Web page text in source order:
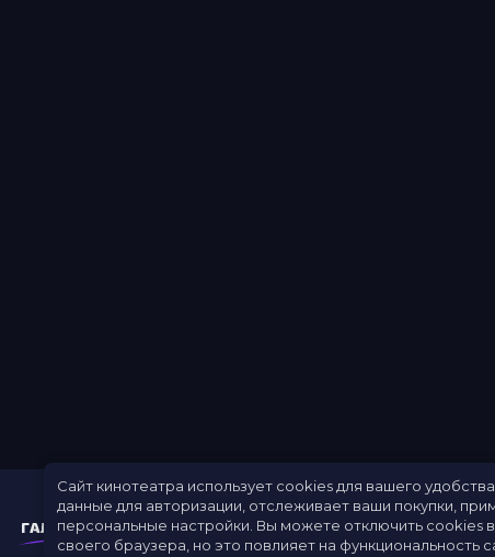
Сайт кинотеатра использует cookies для вашего
данные для авторизации, отслеживает ваши покупки,
персональные настройки. Вы можете отключить cookies
своего браузера, но это повлияет на функциональность